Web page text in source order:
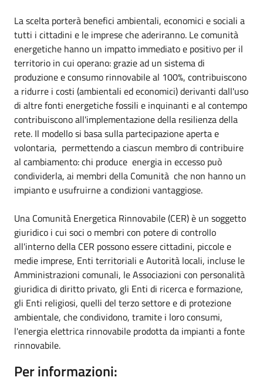
La scelta porterà benefici ambientali, economici e sociali a
tutti i cittadini e le imprese che aderiranno. Le comunità
energetiche hanno un impatto immediato e positivo per il
territorio in cui operano: grazie ad un sistema di
produzione e consumo rinnovabile al 100%, contribuiscono
a ridurre i costi (ambientali ed economici) derivanti dall'uso
di altre fonti energetiche fossili e inquinanti e al contempo
contribuiscono all'implementazione della resilienza della
rete. Il modello si basa sulla partecipazione aperta e
volontaria, permettendo a ciascun membro di contribuire
al cambiamento: chi produce energia in eccesso può
condividerla, ai membri della Comunità che non hanno un
impianto e usufruirne a condizioni vantaggiose.
Una Comunità Energetica Rinnovabile (CER) è un soggetto
giuridico i cui soci o membri con potere di controllo
all'interno della CER possono essere cittadini, piccole e
medie imprese, Enti territoriali e Autorità locali, incluse le
Amministrazioni comunali, le Associazioni con personalità
giuridica di diritto privato, gli Enti di ricerca e formazione,
gli Enti religiosi, quelli del terzo settore e di protezione
ambientale, che condividono, tramite i loro consumi,
l'energia elettrica rinnovabile prodotta da impianti a fonte
rinnovabile.
Per informazioni: